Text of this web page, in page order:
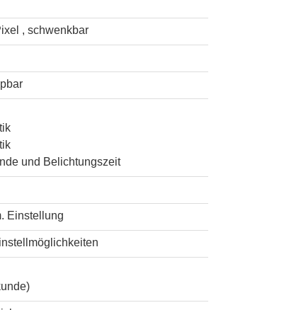
, schwenkbar
und Belichtungszeit
Einstellung